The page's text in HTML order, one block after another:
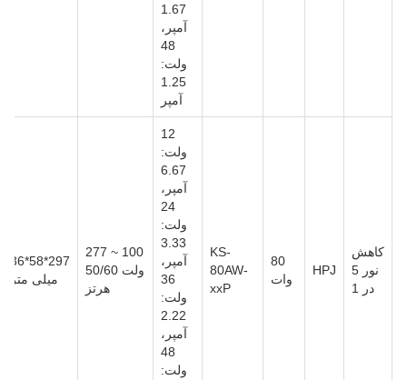
1.67
آمپر،
48
ولت:
1.25
آمپر
کاهش
نور 5
در 1
HPJ
80
وات
KS-
80AW-
xxP
12
ولت:
6.67
آمپر،
24
ولت:
3.33
آمپر،
36
ولت:
2.22
آمپر،
48
ولت:
100 ~ 277
ولت 50/60
هرتز
297*58*36
میلی متر